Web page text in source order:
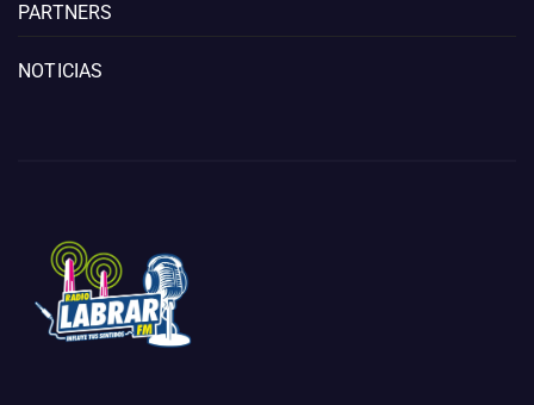
PARTNERS
NOTICIAS